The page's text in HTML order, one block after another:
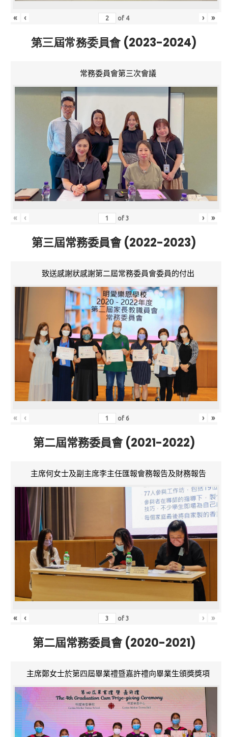
« ‹ of 4 › »
第三屆常務委員會 (2023-2024)
常務委員會第三次會議
« ‹ of3 › »
第三屆常務委員會 (2022-2023)
致送感謝狀感謝第二屆常務委員會委員的付出
« ‹ of 6 › »
第二屆常務委員會 (2021-2022)
主席何女士及副主席李主任匯報會務報告及財務報告
« ‹ of3 › »
第二屆常務委員會 (2020-2021)
主席鄭女士於第四屆畢業禮暨嘉許禮向畢業生頒獎獎項